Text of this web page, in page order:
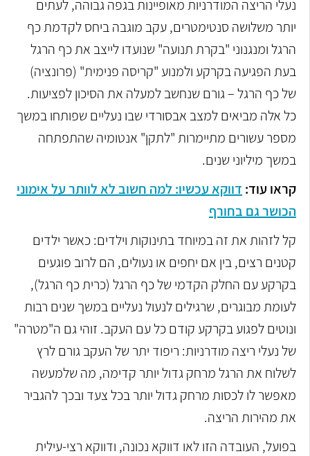
נעלי הריצה המודרניות מאופיינות בגפה גבוהה, לעתים
יותר משלושה סנטימטרים, עקב מוגבה ביחס לקדמת כף
הרגל ומנגנוני "בקרת תנועה" שנועדו לייצב את כף הרגל
בעת הפגיעה בקרקע ולמנוע "קריסה פנימית" (פרונציה)
של כף הרגל – גורם שנחשב למעלה את הסיכון לפציעות.
כל אלה מביאים למצב אבסורדי שבו נעליים שפותחו במשך
מספר עשורים מתיימרות "לתקן" אנטומיה שהתפתחה
במשך מיליוני שנים.
קראו עוד: דווקא עכשיו: למה חשוב לא לוותר על אימוני
הכושר גם בחורף
קל לזהות את זה במיוחד בתינוקות וילדים: כאשר ילדים
קטנים רצים, בין אם יחפים או נעולים, הם לרוב פוגעים
בקרקע עם החלק הקדמי של כף הרגל (כרית כף הרגל),
לעומת מבוגרים, שרגילים לנעול נעליים במשך שנים רבות
ונוטים לפגוע בקרקע קודם כל עם העקב. זוהי גם ה"מטרה"
של נעלי ריצה מודרניות: ריפוד יתר של העקב גורם לרץ
לשלוח את הרגל מרחק גדול יותר קדימה, מה שלמעשה
מאפשר לו לכסות מרחק גדול יותר בכל צעד ובכך להגביר
את מהירות הריצה.
בפועל, העובדה הזו לאו דווקא נכונה, ודווקא רצי-עילית